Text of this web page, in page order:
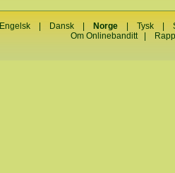
Engelsk Dansk Norge |Tysk |
Om Onlinebanditt|